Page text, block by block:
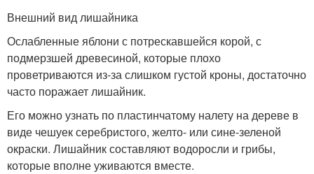
Внешний вид лишайника
Ослабленные яблони с потрескавшейся корой, с
подмерзшей древесиной, которые плохо
проветриваются из-за слишком густой кроны, достаточно
часто поражает лишайник.
Его можно узнать по пластинчатому налету на дереве в
виде чешуек серебристого, желто- или сине-зеленой
окраски. Лишайник составляют водоросли и грибы,
которые вполне уживаются вместе.